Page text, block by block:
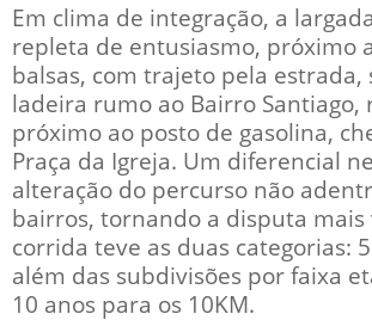
Em clima de integração, a
repleta de entusiasmo, próximo
balsas, com trajeto pela estrada,
ladeira rumo ao Bairro
próximo ao posto de gasolina,
Praça da Igreja. Um diferencial
alteração do percurso não
bairros, tornando a disputa mais
corrida teve as duas categorias:
além das subdivisões por faixa
10 anos para os 10KM.